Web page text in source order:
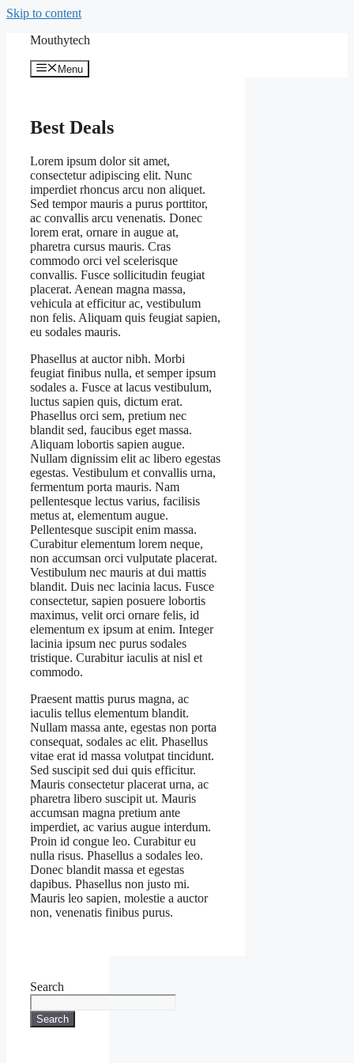
Skip to content
Mouthytech
Menu
Best Deals
Lorem ipsum dolor sit amet,
consectetur adipiscing elit. Nunc
imperdiet rhoncus arcu non aliquet.
Sed tempor mauris a purus porttitor,
ac convallis arcu venenatis. Donec
lorem erat, ornare in augue at,
pharetra cursus mauris. Cras
commodo orci vel scelerisque
convallis. Fusce sollicitudin feugiat
placerat. Aenean magna massa,
vehicula at efficitur ac, vestibulum
non felis. Aliquam quis feugiat sapien,
eu sodales mauris.
Phasellus at auctor nibh. Morbi
feugiat finibus nulla, et semper ipsum
sodales a. Fusce at lacus vestibulum,
luctus sapien quis, dictum erat.
Phasellus orci sem, pretium nec
blandit sed, faucibus eget massa.
Aliquam lobortis sapien augue.
Nullam dignissim elit ac libero egestas
egestas. Vestibulum et convallis urna,
fermentum porta mauris. Nam
pellentesque lectus varius, facilisis
metus at, elementum augue.
Pellentesque suscipit enim massa.
Curabitur elementum lorem neque,
non accumsan orci vulputate placerat.
Vestibulum nec mauris at dui mattis
blandit. Duis nec lacinia lacus. Fusce
consectetur, sapien posuere lobortis
maximus, velit orci ornare felis, id
elementum ex ipsum at enim. Integer
lacinia ipsum nec purus sodales
tristique. Curabitur iaculis at nisl et
commodo.
Praesent mattis purus magna, ac
iaculis tellus elementum blandit.
Nullam massa ante, egestas non porta
consequat, sodales ac elit. Phasellus
vitae erat id massa volutpat tincidunt.
Sed suscipit sed dui quis efficitur.
Mauris consectetur placerat urna, ac
pharetra libero suscipit ut. Mauris
accumsan magna pretium ante
imperdiet, ac varius augue interdum.
Proin id congue leo. Curabitur eu
nulla risus. Phasellus a sodales leo.
Donec blandit massa et egestas
dapibus. Phasellus non justo mi.
Mauris leo sapien, molestie a auctor
non, venenatis finibus purus.
Search
Search